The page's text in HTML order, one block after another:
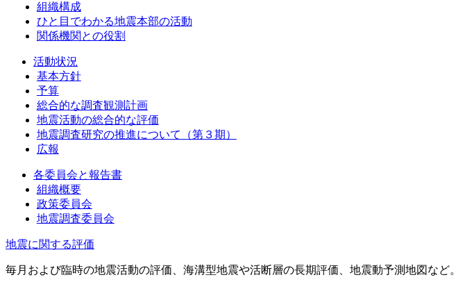
組織構成
ひと目でわかる地震本部の活動
関係機関との役割
活動状況
基本方針
予算
総合的な調査観測計画
地震活動の総合的な評価
地震調査研究の推進について（第３期）
広報
各委員会と報告書
組織概要
政策委員会
地震調査委員会
地震に関する評価
毎月および臨時の地震活動の評価、海溝型地震や活断層の長期評価、地震動予測地図など。